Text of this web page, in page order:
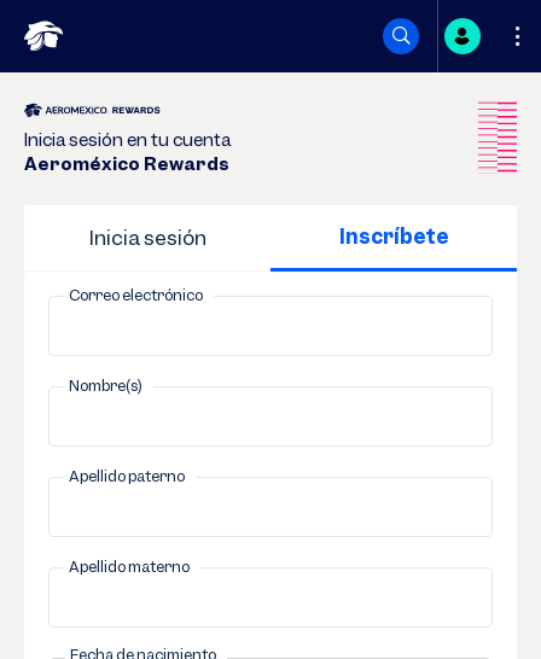
Saltar
Inicia sesión en tu cuenta
Aeroméxico Rewards
Inicia sesión Inscríbete
Correo electrónico
Nombre(s)
Apellido paterno
Apellido materno
Fecha de nacimiento